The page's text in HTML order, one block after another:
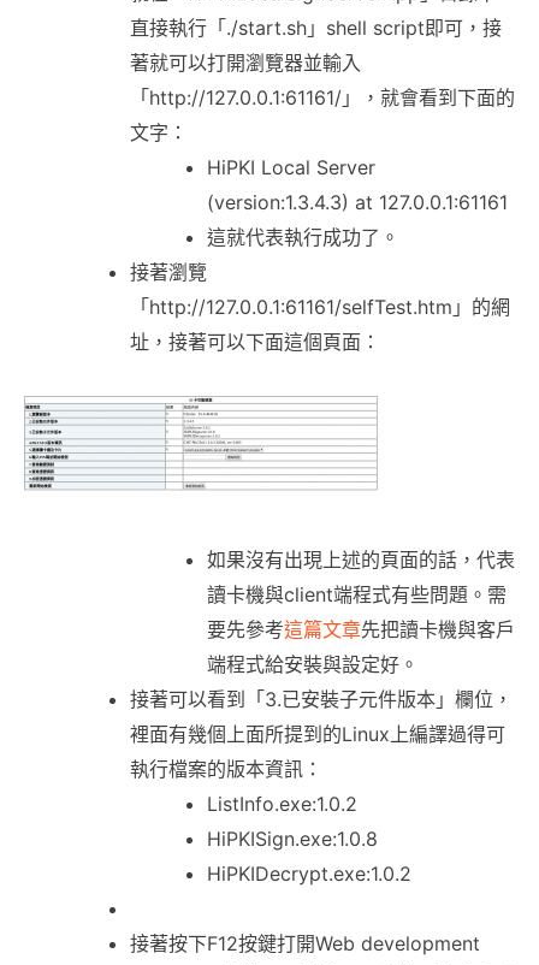
直接執行「./start.sh」shell script即可，接
著就可以打開瀏覽器並輸入
「http://127.0.0.1:61161/」，就會看到下面的
文字：
HiPKI Local Server
(version:1.3.4.3) at 127.0.0.1:61161
這就代表執行成功了。
接著瀏覽
「http://127.0.0.1:61161/selfTest.htm」的網
址，接著可以下面這個頁面：
如果沒有出現上述的頁面的話，代表
讀卡機與client端程式有些問題。需
要先參考這篇文章先把讀卡機與客戶
端程式給安裝與設定好。
接著可以看到「3.已安裝子元件版本」欄位，
裡面有幾個上面所提到的Linux上編譯過得可
執行檔案的版本資訊：
ListInfo.exe:1.0.2
HiPKISign.exe:1.0.8
HiPKIDecrypt.exe:1.0.2
接著按下F12按鍵打開Web development